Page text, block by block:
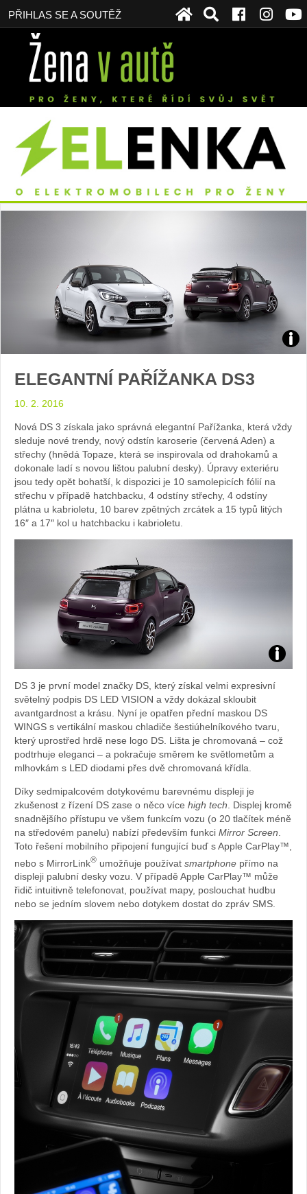
PŘIHLAS SE A SOUTĚŽ
ELEGANTNÍ PAŘÍŽANKA DS3
10. 2. 2016
Nová DS 3 získala jako správná elegantní Pařížanka, která vždy
sleduje nové trendy, nový odstín karoserie (červená Aden) a
střechy (hnědá Topaze, která se inspirovala od drahokamů a
dokonale ladí s novou lištou palubní desky). Úpravy exteriéru
jsou tedy opět bohatší, k dispozici je 10 samolepicích fólií na
střechu v případě hatchbacku, 4 odstíny střechy, 4 odstíny
plátna u kabrioletu, 10 barev zpětných zrcátek a 15 typů litých
16″ a 17″ kol u hatchbacku i kabrioletu.
Zdroj:
DS 3 je první model značky DS, který získal velmi expresivní
světelný podpis DS LED VISION a vždy dokázal skloubit
avantgardnost a krásu. Nyní je opatřen přední maskou DS
WINGS s vertikální maskou chladiče šestiúhelníkového tvaru,
který uprostřed hrdě nese logo DS. Lišta je chromovaná – což
podtrhuje eleganci – a pokračuje směrem ke světlometům a
mlhovkám s LED diodami přes dvě chromovaná křídla.
Díky sedmipalcovém dotykovému barevnému displeji je
zkušenost z řízení DS zase o něco více high tech . Displej kromě
snadnějšího přístupu ve všem funkcím vozu (o 20 tlačítek méně
na středovém panelu) nabízí především funkci Mirror Screen
Toto řešení mobilního připojení fungující buď s Apple CarPlay™,
nebo s MirrorLink® umožňuje používat smartphone přímo na
displeji palubní desky vozu. V případě Apple CarPlay™ může
řidič intuitivně telefonovat, používat mapy, poslouchat hudbu
nebo se jedním slovem nebo dotykem dostat do zpráv SMS.